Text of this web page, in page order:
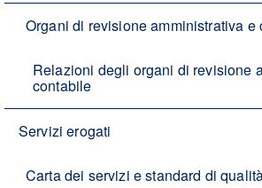
Organi di revisione amministrativa e
Relazioni degli organi di revisione
contabile
Servizi erogati
Carta dei servizi e standard di